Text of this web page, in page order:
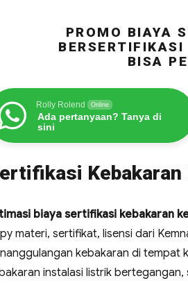
PROMO BIAYA
BISA
Rolly Rolend Online
Ada pertanyaan? Tanya di
sini
Kebakaran
biaya sertifikasi kebakaran
materi, sertifikat, lisensi dari
kebakaran di tempat
instalasi listrik